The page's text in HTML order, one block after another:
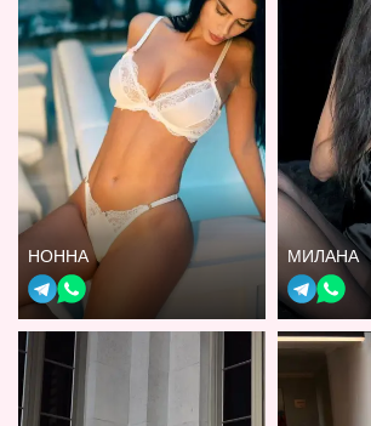
НОННА МИЛАНА